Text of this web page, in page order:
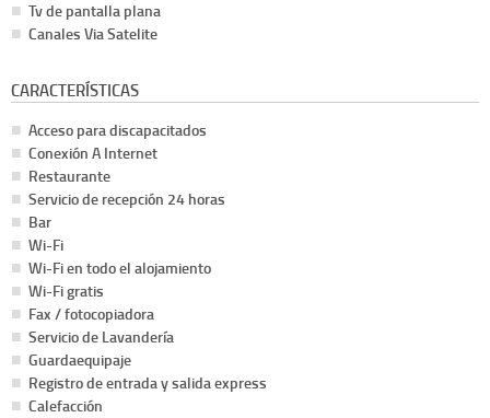
Tv de pantalla plana
Canales Via Satelite
CARACTERÍSTICAS
Acceso para discapacitados
Conexión A Internet
Restaurante
Servicio de recepción 24 horas
Bar
Wi-Fi
Wi-Fi en todo el alojamiento
Wi-Fi gratis
Fax / fotocopiadora
Servicio de Lavandería
Guardaequipaje
Registro de entrada y salida express
Calefacción